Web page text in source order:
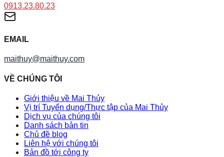
0913.23.80.23
EMAIL
maithuy@maithuy.com
VỀ CHÚNG TÔI
Giới thiệu về Mai Thủy
Vị trí Tuyển dụng/Thực tập của Mai Thủy
Dịch vụ của chúng tôi
Danh sách bản tin
Chủ đề blog
Liên hệ với chúng tôi
Bản đồ tới công ty